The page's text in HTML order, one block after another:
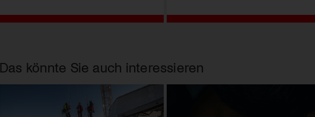
Das könnte Sie auch interessieren